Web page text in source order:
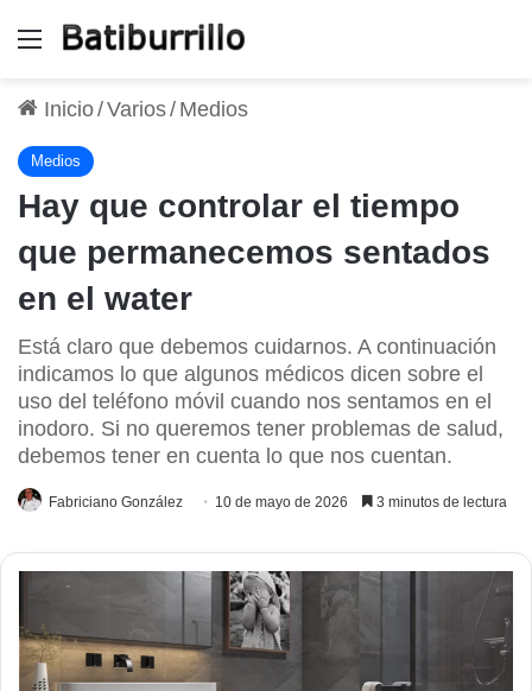
Menú
Inicio/Varios/ Medios
Medios
Hay que controlar el tiempo
que permanecemos sentados
en el water
Está claro que debemos cuidarnos. A continuación
indicamos lo que algunos médicos dicen sobre el
uso del teléfono móvil cuando nos sentamos en el
inodoro. Si no queremos tener problemas de salud,
debemos tener en cuenta lo que nos cuentan.
Fabriciano González 10 de mayo de 2026 3 minutos de lectura